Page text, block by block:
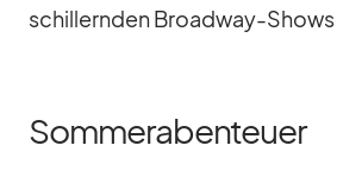
schil­lern­den Broad­way-Shows
Sommerabenteuer